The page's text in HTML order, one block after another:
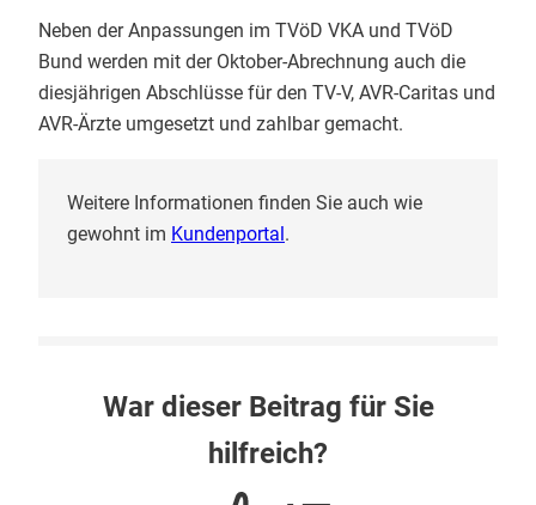
Neben der Anpassungen im TVöD VKA und TVöD
Bund werden mit der Oktober-Abrechnung auch die
diesjährigen Abschlüsse für den TV-V, AVR-Caritas und
AVR-Ärzte umgesetzt und zahlbar gemacht.
Weitere Informationen finden Sie auch wie
gewohnt im Kundenportal.
War dieser Beitrag für Sie
hilfreich?